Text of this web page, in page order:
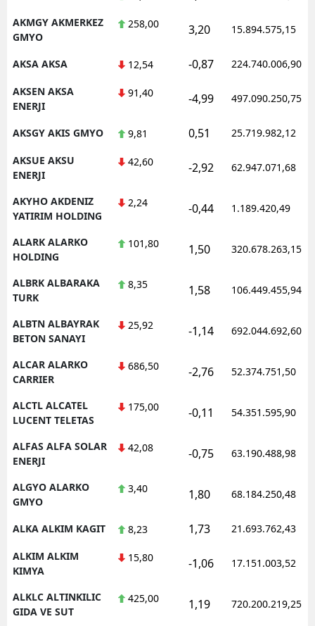
Samsun
Sinop
Tokat
Şanlıurfa
Uşak
Zonguldak
Kırıkkale
Batman
AKMGY AKMERKEZ
GMYO
258,00 3,20 15.894.575,15
AKSA AKSA 12,54 -0,87 224.740.006,90
AKSEN AKSA
ENERJI
91,40 -4,99 497.090.250,75
AKSGY AKIS GMYO 9,81 0,51 25.719.982,12
AKSUE AKSU
ENERJI
42,60 -2,92 62.947.071,68
AKYHO AKDENIZ
YATIRIM HOLDING
2,24 -0,44 1.189.420,49
ALARK ALARKO
HOLDING
101,80 1,50 320.678.263,15
ALBRK ALBARAKA
TURK
8,35 1,58 106.449.455,94
ALBTN ALBAYRAK
BETON SANAYI
25,92 -1,14 692.044.692,60
ALCAR ALARKO
CARRIER
686,50 -2,76 52.374.751,50
ALCTL ALCATEL
LUCENT TELETAS
175,00 -0,11 54.351.595,90
ALFAS ALFA SOLAR
ENERJI
42,08 -0,75 63.190.488,98
ALGYO ALARKO
GMYO
3,40 1,80 68.184.250,48
ALKA ALKIM KAGIT 8,23 1,73 21.693.762,43
ALKIM ALKIM
KIMYA
15,80 -1,06 17.151.003,52
ALKLC ALTINKILIC
GIDA VE SUT
425,00 1,19 720.200.219,25